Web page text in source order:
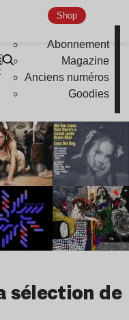
Shop
Abonnement
Magazine
Anciens numéros
Goodies
sélection de